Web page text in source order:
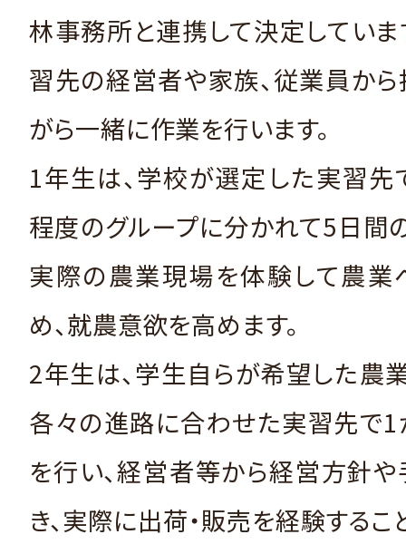
林事務所と連携して決定していま
習先の経営者や家族、従業員か
がら一緒に作業を行います。
1年生は、学校が選定した実習先
程度のグループに分かれて5日間
実際の農業現場を体験して農業
め、就農意欲を高めます。
2年生は、学生自らが希望した農
各々の進路に合わせた実習先で
を行い、経営者等から経営方針
き、実際に出荷・販売を経験するこ